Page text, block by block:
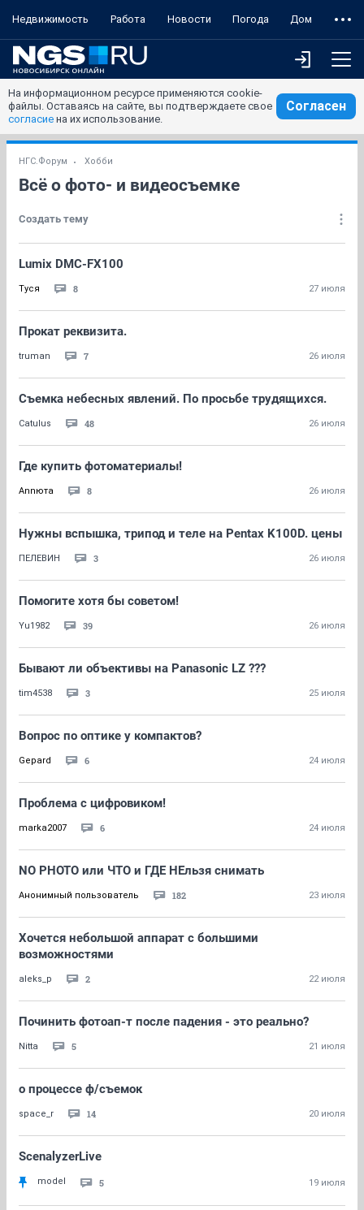
Недвижимость Работа Новости Погода Дом
На информационном ресурсе применяются cookie-
файлы. Оставаясь на сайте, вы подтверждаете свое
согласие на их использование.
Согласен
НГС.Форум Хобби
Всё о фото- и видеосъемке
Создать тему
Lumix DMC-FX100
Туся 8 27 июля
Прокат реквизита.
truman 7 26 июля
Съемка небесных явлений. По просьбе трудящихся.
Catulus 48 26 июля
Где купить фотоматериалы!
Annюта 8 26 июля
Нужны вспышка, трипод и теле на Pentax K100D. цены
ПЕЛЕВИН 3 26 июля
Помогите хотя бы советом!
Yu1982 39 26 июля
Бывают ли объективы на Panasonic LZ ???
tim4538 3 25 июля
Вопрос по оптике у компактов?
Gepard 6 24 июля
Проблема с цифровиком!
marka2007 6 24 июля
NO PHOTO или ЧТО и ГДЕ НЕльзя снимать
Анонимный пользователь 182 23 июля
Хочется небольшой аппарат с большими
возможностями
aleks_p 2 22 июля
Починить фотоап-т после падения - это реально?
Nitta 5 21 июля
о процессе ф/съемок
space_r 14 20 июля
ScenalyzerLive
model 5 19 июля